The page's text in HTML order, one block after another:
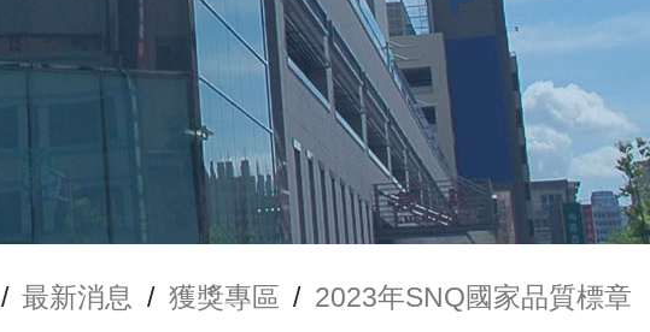
/ 最新消息 / 獲獎專區 / 2023年SNQ國家品質標章